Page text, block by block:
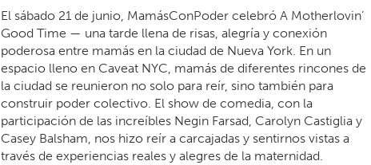
El sábado 21 de junio, MamásConPoder celebró A Motherlovin’
Good Time — una tarde llena de risas, alegría y conexión
poderosa entre mamás en la ciudad de Nueva York. En un
espacio lleno en Caveat NYC, mamás de diferentes rincones de
la ciudad se reunieron no solo para reír, sino también para
construir poder colectivo. El show de comedia, con la
participación de las increíbles Negin Farsad, Carolyn Castiglia y
Casey Balsham, nos hizo reír a carcajadas y sentirnos vistas a
través de experiencias reales y alegres de la maternidad.